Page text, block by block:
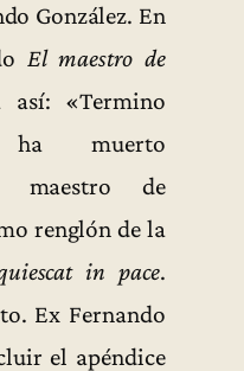
González. En
El maestro de
así: «Termino
ha muerto
maestro de
renglón de la
in pace.
Ex Fernando
el apéndice